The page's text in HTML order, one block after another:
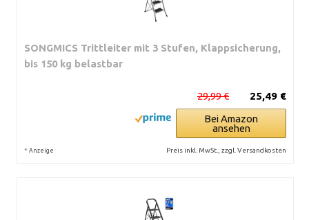
SONGMICS Trittleiter mit 3 Stufen, Klappsicherung,
bis 150 kg belastbar
25,49 €
29,99 €
Bei Amazon
ansehen
* Anzeige Preis inkl. MwSt., zzgl. Versandkosten